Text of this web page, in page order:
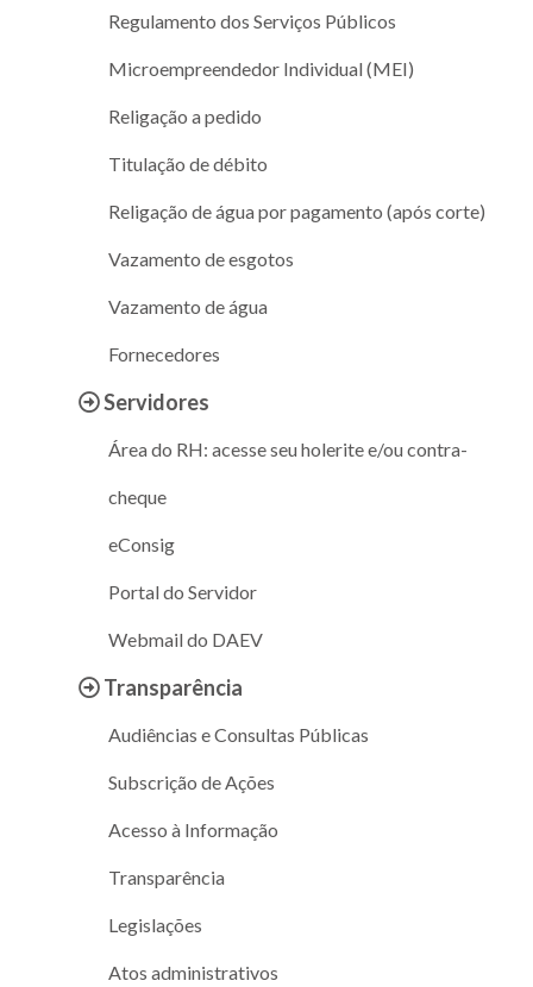
Regulamento dos Serviços Públicos
Microempreendedor Individual (MEI)
Religação a pedido
Titulação de débito
Religação de água por pagamento (após corte)
Vazamento de esgotos
Vazamento de água
Fornecedores
Servidores
Área do RH: acesse seu holerite e/ou contra-
cheque
eConsig
Portal do Servidor
Webmail do DAEV
Transparência
Audiências e Consultas Públicas
Subscrição de Ações
Acesso à Informação
Transparência
Legislações
Atos administrativos